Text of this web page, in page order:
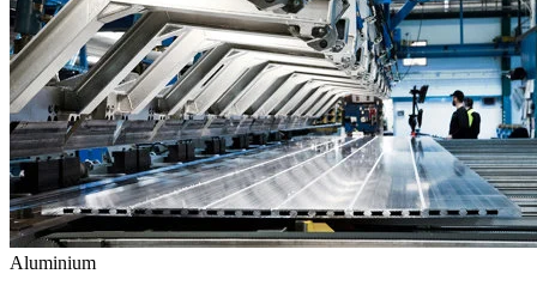
Aluminium